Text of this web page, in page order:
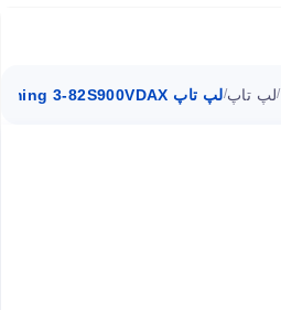
/لپ تاپ/لپ تاپ IdeaPad Gaming 3-82S900VDAX لنوو i7 16GB ا ۱۵.۶ اینچی